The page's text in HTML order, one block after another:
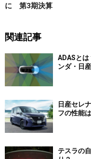
に 第3期決算
関連記事
ADASと
ンダ・日
日産セレ
フの性能
テスラの